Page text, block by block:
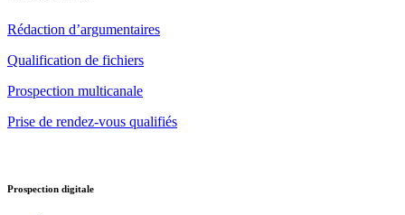
Rédaction d’argumentaires
Qualification de fichiers
Prospection multicanale
Prise de rendez-vous qualifiés
Prospection digitale